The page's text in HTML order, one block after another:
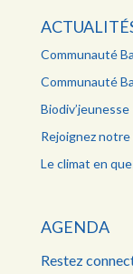
Communauté
Communauté
Biodiv’jeunesse
Rejoignez notre
Le climat en
AGENDA
Restez